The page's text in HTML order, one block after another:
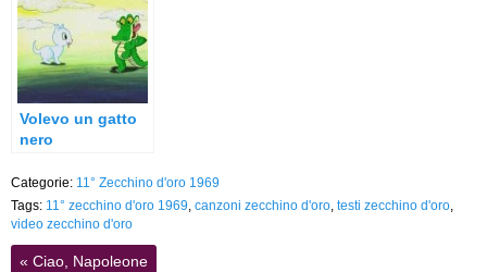
Volevo un gatto
nero
Categorie: 11° Zecchino d'oro 1969
Tags: 11° zecchino d'oro 1969 canzoni zecchino d'oro testi zecchino d'oro
video zecchino d'oro
« Ciao, Napoleone